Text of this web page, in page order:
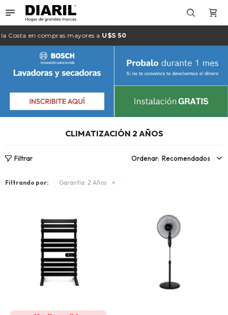

Costa en compras mayores aU$S 50
CLIMATIZACIÓN 2 AÑOS
Recomendados
Filtrando por: Garantía: 2 Años